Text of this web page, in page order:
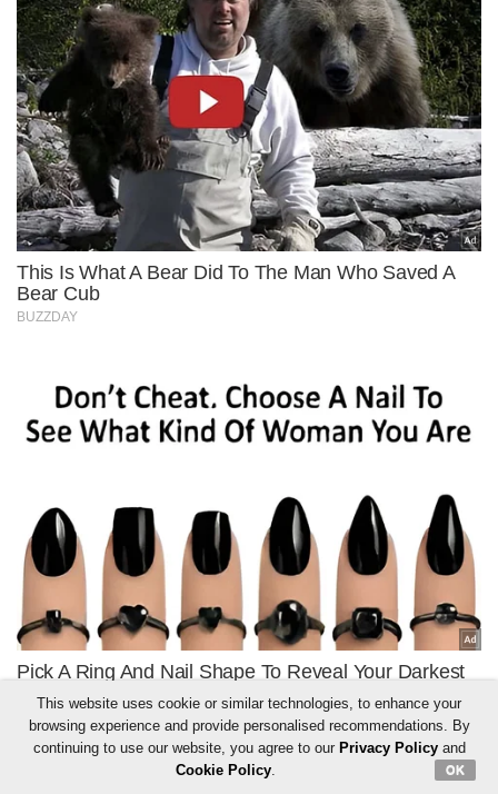
This website uses cookie or similar technologies, to enhance your
browsing experience and provide personalised recommendations. By
continuing to use our website, you agree to our Privacy Policyand
Cookie Policy. OK